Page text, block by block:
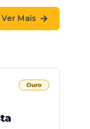
Ver Mais
Ouro